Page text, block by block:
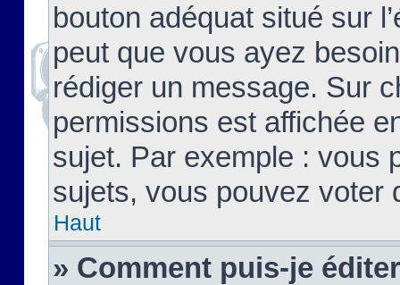
bouton adéquat situé sur
peut que vous ayez
rédiger un message. Sur
permissions est affichée
sujet. Par exemple : vous
sujets, vous pouvez voter
Haut
» Comment puis-je